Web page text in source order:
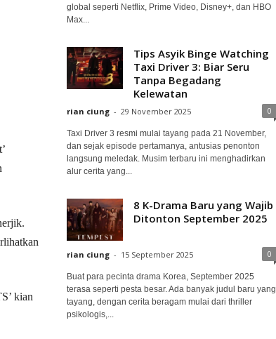
kian
global seperti Netflix, Prime Video, Disney+, dan HBO
Max...
Tips Asyik Binge Watching
Taxi Driver 3: Biar Seru
Tanpa Begadang
Kelewatan
rian ciung - 29 November 2025 0
Taxi Driver 3 resmi mulai tayang pada 21 November,
dan sejak episode pertamanya, antusias penonton
langsung meledak. Musim terbaru ini menghadirkan
alur cerita yang...
8 K-Drama Baru yang Wajib
Ditonton September 2025
rian ciung - 15 September 2025 0
Buat para pecinta drama Korea, September 2025
terasa seperti pesta besar. Ada banyak judul baru yang
tayang, dengan cerita beragam mulai dari thriller
psikologis,...